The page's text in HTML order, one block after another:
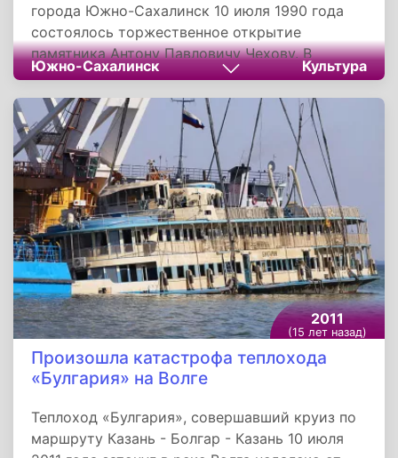
города Южно-Сахалинск 10 июля 1990 года
состоялось торжественное открытие
памятника Антону Павловичу Чехову. В
церемонии приняли участие актеры
Московского академического
художественного театра имени Чехова во
главе с художественным руководителем
Олегом Ефремовым.
Южно-Сахалинск Культура
2011
(15 лет назад)
Произошла катастрофа теплохода
«Булгария» на Волге
Теплоход «Булгария», совершавший круиз по
маршруту Казань - Болгар - Казань 10 июля